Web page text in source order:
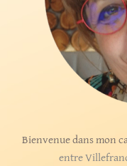
Bienvenue dans mon
entre